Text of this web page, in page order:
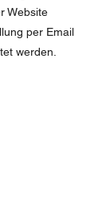
Website
per Email
werden.